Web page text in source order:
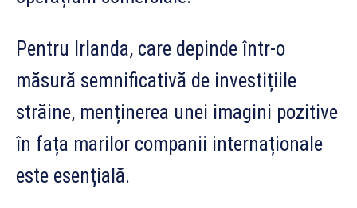
Pentru Irlanda, care depinde într-o
măsură semnificativă de investițiile
străine, menținerea unei imagini pozitive
în fața marilor companii internaționale
este esențială.